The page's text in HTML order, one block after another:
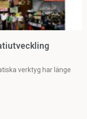
verktyg har länge